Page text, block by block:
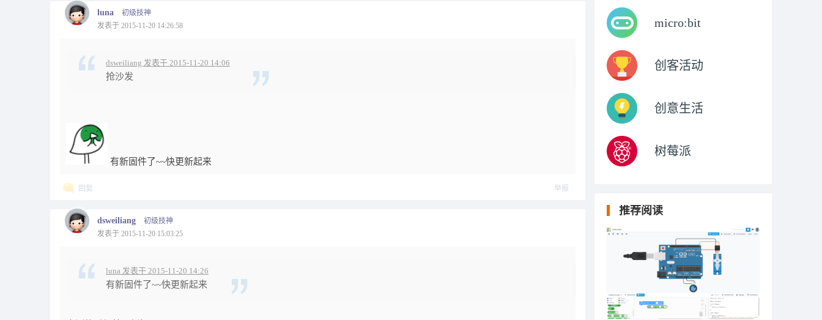
luna
初级技神
发表于 2015-11-20 14:26:58
dsweiliang 发表于 2015-11-20 14:06
抢沙发
有新固件了~~快更新起来
回复 举报
dsweiliang
初级技神
发表于 2015-11-20 15:03:25
luna 发表于 2015-11-20 14:26
有新固件了~~快更新起来
micro:bit
创客活动
创意生活
树莓派
推荐阅读